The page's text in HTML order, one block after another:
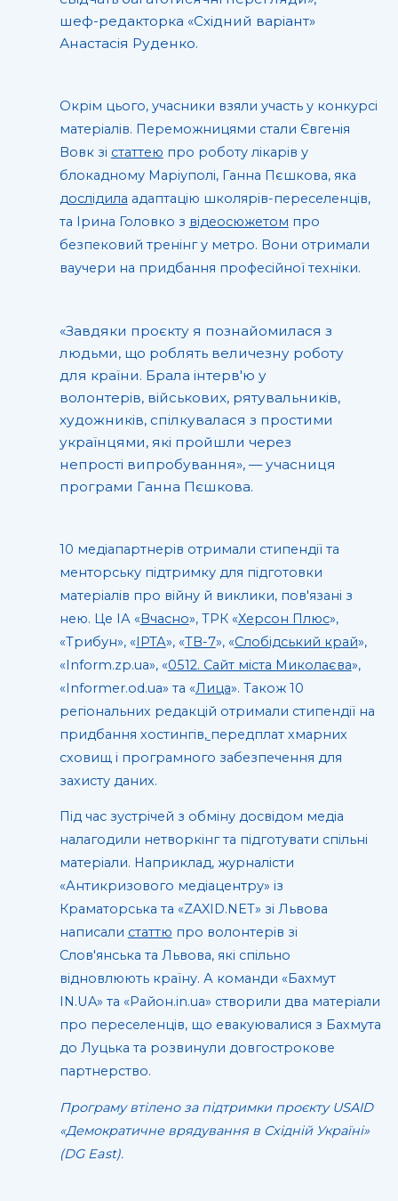
шеф-редакторка «Східний варіант»
Анастасія Руденко.
Окрім цього, учасники взяли участь у конкурсі
матеріалів. Переможницями стали Євгенія
Вовк зі статтею про роботу лікарів у
блокадному Маріуполі, Ганна Пєшкова, яка
дослідила адаптацію школярів-переселенців,
та Ірина Головко з відеосюжетом про
безпековий тренінг у метро. Вони отримали
ваучери на придбання професійної техніки.
«Завдяки проєкту я познайомилася з
людьми, що роблять величезну роботу
для країни. Брала інтерв'ю у
волонтерів, військових, рятувальників,
художників, спілкувалася з простими
українцями, які пройшли через
непрості випробування», — учасниця
програми Ганна Пєшкова.
10 медіапартнерів отримали стипендії та
менторську підтримку для підготовки
матеріалів про війну й виклики, пов'язані з
нею. Це ІА «Вчасно», ТРК «Херсон Плюс»,
«Трибун», «ІРТА», «ТВ-7», «Слобідський край»,
«Inform.zp.ua», «0512. Сайт міста Миколаєва»,
«Informer.od.ua» та «Лица». Також 10
регіональних редакцій отримали стипендії на
придбання хостингів, передплат хмарних
сховищ і програмного забезпечення для
захисту даних.
Під час зустрічей з обміну досвідом медіа
налагодили нетворкінг та підготувати спільні
матеріали. Наприклад, журналісти
«Антикризового медіацентру» із
Краматорська та «ZAXID.NET» зі Львова
написали статтю про волонтерів зі
Слов'янська та Львова, які спільно
відновлюють країну. А команди «Бахмут
IN.UA» та «Район.in.ua» створили два матеріали
про переселенців, що евакуювалися з Бахмута
до Луцька та розвинули довгострокове
партнерство.
Програму втілено за підтримки проєкту USAID
«Демократичне врядування в Східній Україні»
(DG East).